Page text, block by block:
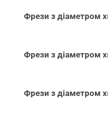
Фрези з діаметром
Фрези з діаметром
Фрези з діаметром